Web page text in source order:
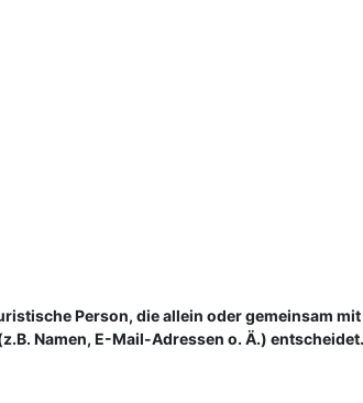
Person, die allein oder gemeinsam
Namen, E-Mail-Adressen o. Ä.) entscheidet.